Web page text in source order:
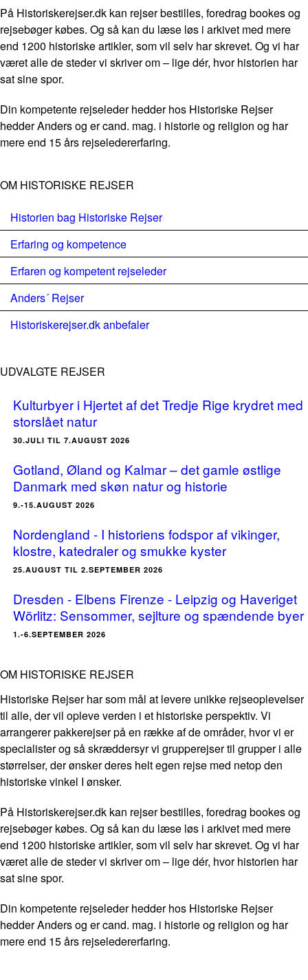
På Historiskerejser.dk kan rejser bestilles, foredrag bookes og
rejsebøger købes. Og så kan du læse løs i arkivet med mere
end 1200 historiske artikler, som vil selv har skrevet. Og vi har
været alle de steder vi skriver om – lige dér, hvor historien har
sat sine spor.
Din kompetente rejseleder hedder hos Historiske Rejser
hedder Anders og er cand. mag. i historie og religion og har
mere end 15 års rejseledererfaring.
OM HISTORISKE REJSER
Historien bag Historiske Rejser
Erfaring og kompetence
Erfaren og kompetent rejseleder
Anders´ Rejser
Historiskerejser.dk anbefaler
UDVALGTE REJSER
Kulturbyer i Hjertet af det Tredje Rige krydret med
storslået natur
30.JULI TIL 7.AUGUST 2026
Gotland, Øland og Kalmar – det gamle østlige
Danmark med skøn natur og historie
9.-15.AUGUST 2026
Nordengland - I historiens fodspor af vikinger,
klostre, katedraler og smukke kyster
25.AUGUST TIL 2.SEPTEMBER 2026
Dresden - Elbens Firenze - Leipzig og Haveriget
Wörlitz: Sensommer, sejlture og spændende byer
1.-6.SEPTEMBER 2026
OM HISTORISKE REJSER
Historiske Rejser har som mål at levere unikke rejseoplevelser
til alle, der vil opleve verden i et historiske perspektiv. Vi
arrangerer pakkerejser på en række af de områder, hvor vi er
specialister og så skræddersyr vi grupperejser til grupper i alle
størrelser, der ønsker deres helt egen rejse med netop den
historiske vinkel I ønsker.
På Historiskerejser.dk kan rejser bestilles, foredrag bookes og
rejsebøger købes. Og så kan du læse løs i arkivet med mere
end 1200 historiske artikler, som vil selv har skrevet. Og vi har
været alle de steder vi skriver om – lige dér, hvor historien har
sat sine spor.
Din kompetente rejseleder hedder hos Historiske Rejser
hedder Anders og er cand. mag. i historie og religion og har
mere end 15 års rejseledererfaring.